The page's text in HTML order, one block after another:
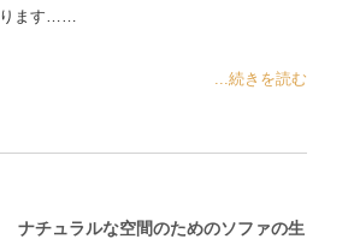
ります……
...続きを読む
ナチュラルな空間のためのソファの生